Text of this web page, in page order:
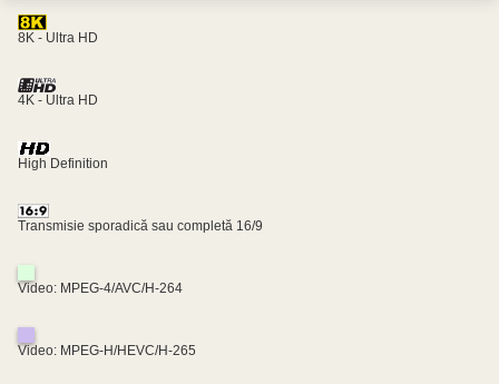
8K - Ultra HD
4K - Ultra HD
High Definition
Transmisie sporadică sau completă 16/9
Video: MPEG-4/AVC/H-264
Video: MPEG-H/HEVC/H-265